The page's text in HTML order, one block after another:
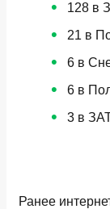
128 в
21 в
6 в
6 в
3 в
Ранее